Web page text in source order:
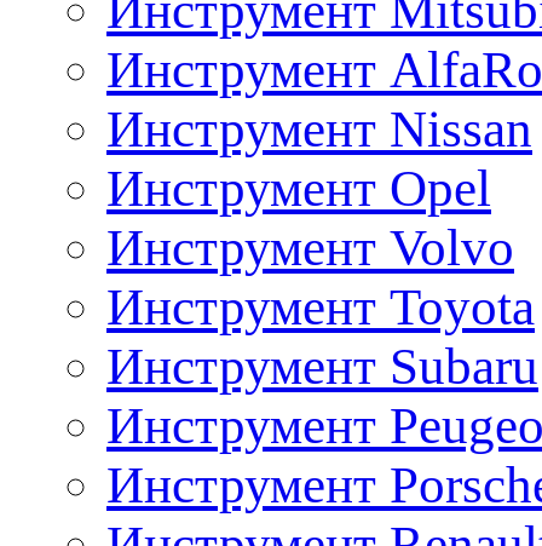
Инструмент
Инструмент Nissan
Инструмент Opel
Инструмент Volvo
Инструмент Toyota
Инструмент Subaru
Инструмент
Инструмент